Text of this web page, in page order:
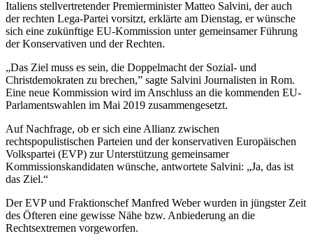
Italiens stellvertretender Premierminister Matteo Salvini, der auch
der rechten Lega-Partei vorsitzt, erklärte am Dienstag, er wünsche
sich eine zukünftige EU-Kommission unter gemeinsamer Führung
der Konservativen und der Rechten.
„Das Ziel muss es sein, die Doppelmacht der Sozial- und
Christdemokraten zu brechen,” sagte Salvini Journalisten in Rom.
Eine neue Kommission wird im Anschluss an die kommenden EU-
Parlamentswahlen im Mai 2019 zusammengesetzt.
Auf Nachfrage, ob er sich eine Allianz zwischen
rechtspopulistischen Parteien und der konservativen Europäischen
Volkspartei (EVP) zur Unterstützung gemeinsamer
Kommissionskandidaten wünsche, antwortete Salvini: „Ja, das ist
das Ziel.“
Der EVP und Fraktionschef Manfred Weber wurden in jüngster Zeit
des Öfteren eine gewisse Nähe bzw. Anbiederung an die
Rechtsextremen vorgeworfen.